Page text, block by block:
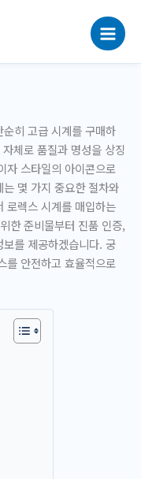
히 고급 시계를 구매하
체로 품질과 명성을 상징
자 스타일의 아이콘으로
몇 가지 중요한 절차와
로렉스 시계를 매입하는
한 준비물부터 진품 인증,
를 제공하겠습니다. 궁
를 안전하고 효율적으로